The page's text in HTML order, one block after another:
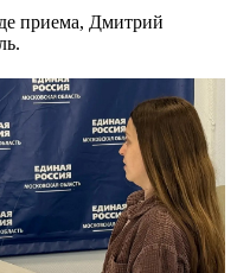
приема, Дмитрий